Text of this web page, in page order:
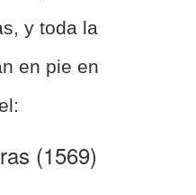
y toda la
en pie en
(1569)